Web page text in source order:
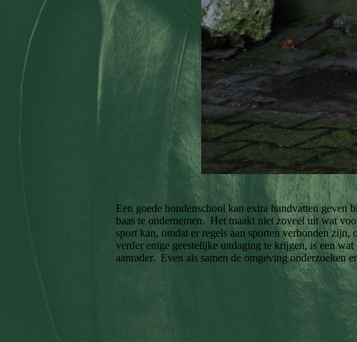
Een goede hondenschool kan extra handvatten geven
baas te ondernemen. Het maakt niet zoveel uit wat
sport kan, omdat er regels aan sporten verbonden
verder enige geestelijke uitdaging te krijgen, is een
aanrader. Even als samen de omgeving